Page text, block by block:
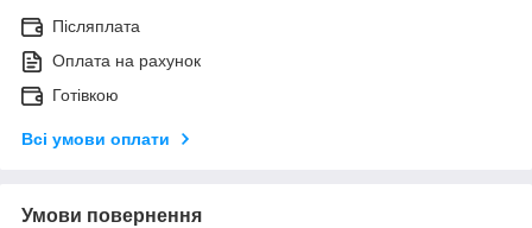
Післяплата
Оплата на рахунок
Готівкою
Всі умови оплати
Умови повернення